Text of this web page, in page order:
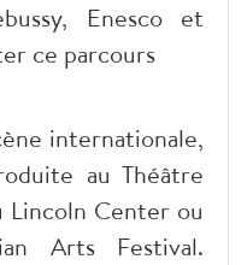
Enesco et
ce parcours
internationale,
au Théâtre
Lincoln Center ou
Arts Festival.